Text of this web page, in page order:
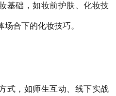
基础，如妆前护肤、化妆技
合下的化妆技巧。
式，如师生互动、线下实战